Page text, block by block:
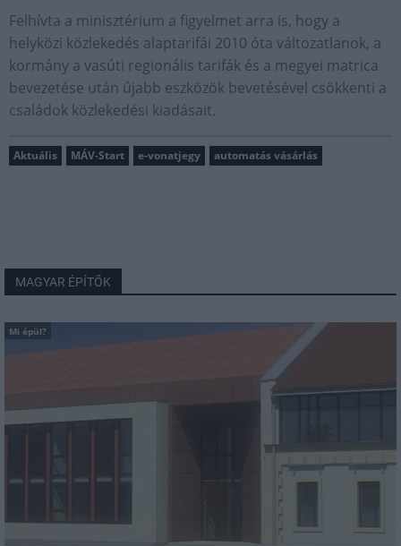
Felhívta a minisztérium a figyelmet arra is, hogy a
helyközi közlekedés alaptarifái 2010 óta változatlanok, a
kormány a vasúti regionális tarifák és a megyei matrica
bevezetése után újabb eszközök bevetésével csökkenti a
családok közlekedési kiadásait.
Aktuális MÁV-Start e-vonatjegy automatás vásárlás
MAGYAR ÉPÍTŐK
Mi épül?